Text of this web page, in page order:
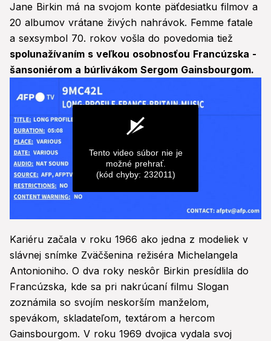
Jane Birkin má na svojom konte päťdesiatku filmov a
20 albumov vrátane živých nahrávok. Femme fatale
a sexsymbol 70. rokov vošla do povedomia tiež
spolunažívaním s veľkou osobnosťou Francúzska -
šansoniérom a búrlivákom Sergom Gainsbourgom.
seconds
of
0
seconds
Tento video súbor nie je
možné prehrať.
(kód chyby: 232011)
Kariéru začala v roku 1966 ako jedna z modeliek v
slávnej snímke Zväčšenina režiséra Michelangela
Antonioniho. O dva roky neskôr Birkin presídlila do
Francúzska, kde sa pri nakrúcaní filmu Slogan
zoznámila so svojím neskorším manželom,
spevákom, skladateľom, textárom a hercom
Gainsbourgom. V roku 1969 dvojica vydala svoj